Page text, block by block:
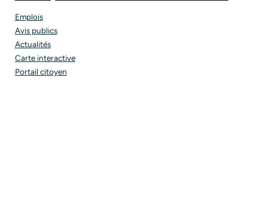
Emplois
Avis publics
Actualités
Carte interactive
Portail citoyen